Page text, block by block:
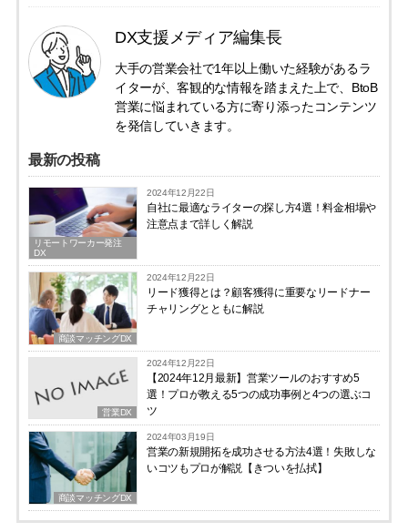
DX支援メディア編集長
大手の営業会社で1年以上働いた経験があるラ
イターが、客観的な情報を踏まえた上で、BtoB
営業に悩まれている方に寄り添ったコンテンツ
を発信していきます。
最新の投稿
リモートワーカー発注
DX
2024年12月22日
自社に最適なライターの探し方4選！料金相場や
注意点まで詳しく解説
商談マッチングDX
2024年12月22日
リード獲得とは？顧客獲得に重要なリードナー
チャリングとともに解説
営業DX
2024年12月22日
【2024年12月最新】営業ツールのおすすめ5
選！プロが教える5つの成功事例と4つの選ぶコ
ツ
商談マッチングDX
2024年03月19日
営業の新規開拓を成功させる方法4選！失敗しな
いコツもプロが解説【きついを払拭】